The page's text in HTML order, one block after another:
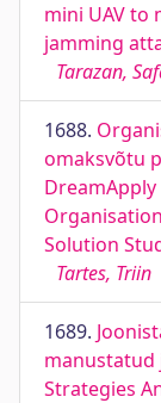
mini UAV to
jamming
Tarazan,
1688.
omaksvõtu
Solution
Tartes, Triin
1689.
manustatud
Strategies